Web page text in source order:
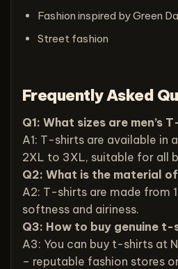
Fashion inspired by Green
Street fashion
Frequently Asked
Q1: What sizes are men’s
A1: T-shirts are available in
2XL to 3XL, suitable for all
Q2: What is the material
A2: T-shirts are made from
softness and airiness.
Q3: How to buy genuine t-
A3: You can buy t-shirts at
– reputable fashion stores